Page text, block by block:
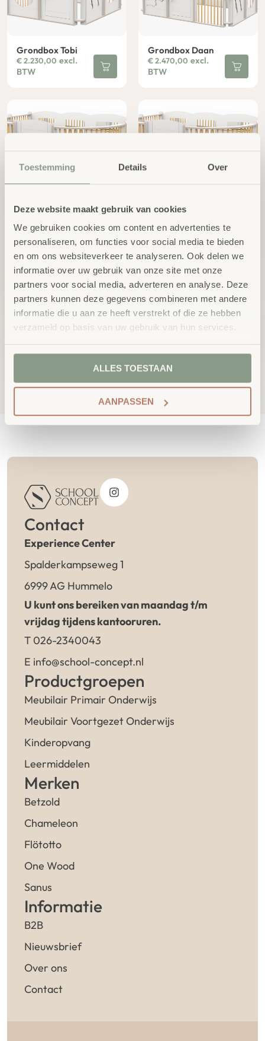
Toestemming Details Over
Deze website maakt gebruik van cookies
We gebruiken cookies om content en advertenties te
personaliseren, om functies voor social media te bieden
en om ons websiteverkeer te analyseren. Ook delen we
informatie over uw gebruik van onze site met onze
partners voor social media, adverteren en analyse. Deze
partners kunnen deze gegevens combineren met andere
informatie die u aan ze heeft verstrekt of die ze hebben
verzameld op basis van uw gebruik van hun services.
ALLES TOESTAAN
AANPASSEN
Grondbox Tobi
€2.230,00 excl.
BTW
Grondbox Daan
€2.470,00 excl.
BTW
€2.470,00 excl.
€ 2.470,00
Op aanvraag
Contact
Experience Center
Spalderkampseweg 1
6999 AG Hummelo
U kunt ons bereiken van maandag t/m
vrijdag tijdens kantooruren.
T 026-2340043
E info@school-concept.nl
Productgroepen
Meubilair Primair Onderwijs
Meubilair Voortgezet Onderwijs
Kinderopvang
Leermiddelen
Merken
Betzold
Chameleon
Flötotto
One Wood
Sanus
Informatie
B2B
Nieuwsbrief
Over ons
Contact